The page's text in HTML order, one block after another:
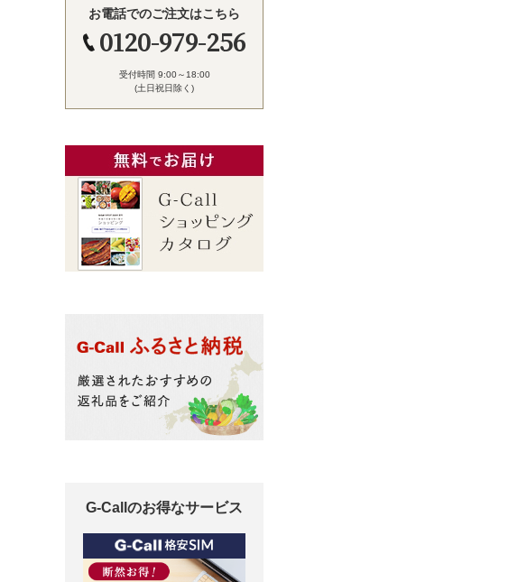
お電話でのご注文はこちら
0120-979-256
受付時間 9:00～18:00
(土日祝日除く)
G-Callのお得なサービス